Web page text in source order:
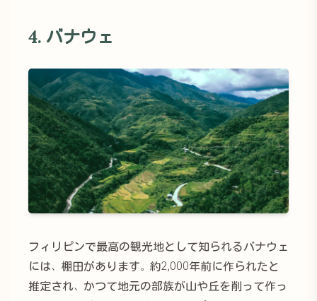
4. バナウェ
フィリピンで最高の観光地として知られるバナウェ
には、棚田があります。約2,000年前に作られたと
推定され、かつて地元の部族が山や丘を削って作っ